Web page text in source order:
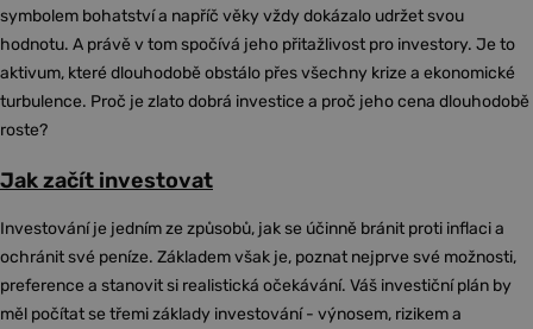
symbolem bohatství a napříč věky vždy dokázalo udržet svou
hodnotu. A právě v tom spočívá jeho přitažlivost pro investory. Je to
aktivum, které dlouhodobě obstálo přes všechny krize a ekonomické
turbulence. Proč je zlato dobrá investice a proč jeho cena dlouhodobě
roste?
Jak začít investovat
Investování je jedním ze způsobů, jak se účinně bránit proti inflaci a
ochránit své peníze. Základem však je, poznat nejprve své možnosti,
preference a stanovit si realistická očekávání. Váš investiční plán by
měl počítat se třemi základy investování - výnosem, rizikem a